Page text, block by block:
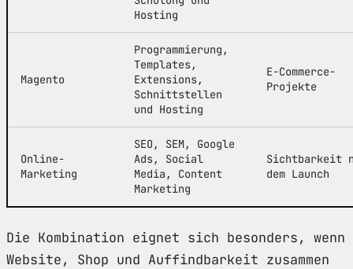
Hosting
Magento
Programmierung,
Templates,
Extensions,
Schnittstellen
und Hosting
E-Commerce-
Projekte
Online-
Marketing
SEO, SEM, Google
Ads, Social
Media, Content
Marketing
Sichtbarkeit
dem Launch
Die Kombination eignet sich besonders, wenn
Website, Shop und Auffindbarkeit zusammen